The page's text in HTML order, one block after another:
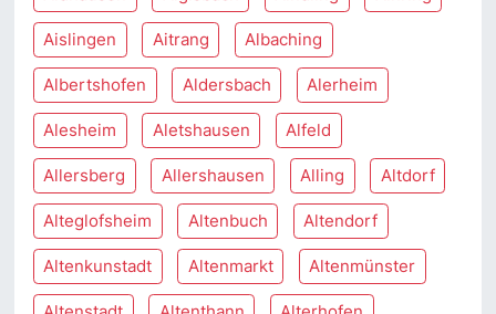
Aislingen Aitrang Albaching
Albertshofen Aldersbach Alerheim
Alesheim Aletshausen Alfeld
Allersberg Allershausen Alling Altdorf
Alteglofsheim Altenbuch Altendorf
Altenkunstadt Altenmarkt Altenmünster